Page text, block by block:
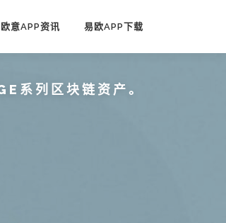
欧意APP资讯 易欧APP下载
系列区块链资产。